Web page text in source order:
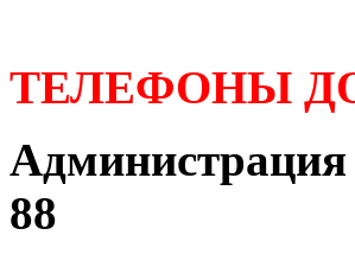
ТЕЛЕФОНЫ
Администрация
88